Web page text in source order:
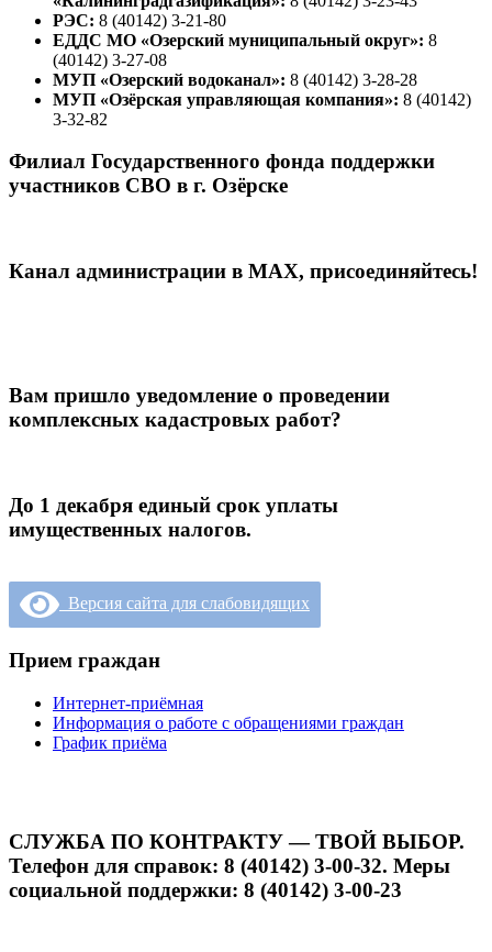
РЭС: 8 (40142) 3-21-80
ЕДДС МО «Озерский муниципальный округ»: 8
(40142) 3-27-08
МУП «Озерский водоканал»: 8 (40142) 3-28-28
МУП «Озёрская управляющая компания»: 8 (40142)
3-32-82
Филиал Государственного фонда поддержки
участников СВО в г. Озёрске
Канал администрации в МАХ, присоединяйтесь!
Вам пришло уведомление о проведении
комплексных кадастровых работ?
До 1 декабря единый срок уплаты
имущественных налогов.
Версия сайта для слабовидящих
Прием граждан
Интернет-приёмная
Информация о работе с обращениями граждан
График приёма
СЛУЖБА ПО КОНТРАКТУ — ТВОЙ ВЫБОР.
Телефон для справок: 8 (40142) 3-00-32. Меры
социальной поддержки: 8 (40142) 3-00-23